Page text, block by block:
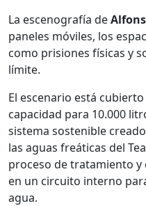
La escenografía de
paneles móviles, los
como prisiones físicas y
límite.
El escenario está
capacidad para 10.000
sistema sostenible
las aguas freáticas del
proceso de tratamiento y
en un circuito interno
agua.